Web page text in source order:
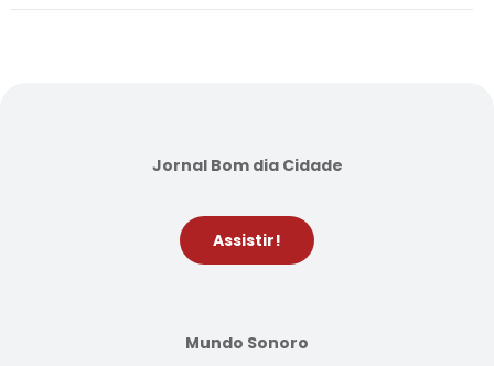
Jornal Bom dia Cidade
Assistir!
Mundo Sonoro